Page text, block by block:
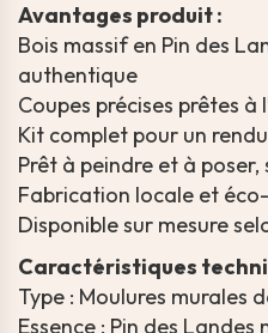
Avantages produit :
Bois massif en Pin des
authentique
Coupes précises prêtes à
Kit complet pour un
Prêt à peindre et à
Fabrication locale et
Disponible sur mesure
Caractéristiques
Type : Moulures murales
Essence : Pin des Landes